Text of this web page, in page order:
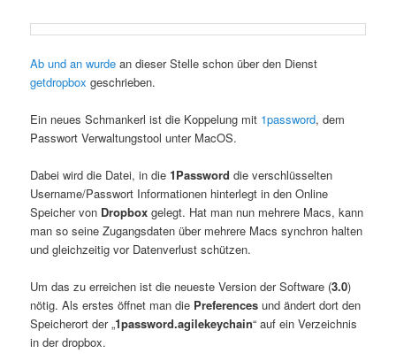
Ab und an wurde an dieser Stelle schon über den Dienst
getdropbox geschrieben.
Ein neues Schmankerl ist die Koppelung mit 1password, dem
Passwort Verwaltungstool unter MacOS.
Dabei wird die Datei, in die1Password die verschlüsselten
Username/Passwort Informationen hinterlegt in den Online
Speicher von Dropbox gelegt. Hat man nun mehrere Macs, kann
man so seine Zugangsdaten über mehrere Macs synchron halten
und gleichzeitig vor Datenverlust schützen.
Um das zu erreichen ist die neueste Version der Software (3.0)
nötig. Als erstes öffnet man die Preferences und ändert dort den
Speicherort der „1password.agilekeychain“ auf ein Verzeichnis
in der dropbox.